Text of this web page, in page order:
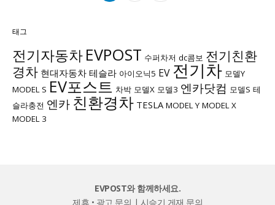
태그
전기자동차EVPOST 수퍼차저 dc콤보 전기친환
경차 현대자동차 테슬라 아이오닉5 EV 전기차 모델Y
MODEL S EV포스트 차박 모델X 모델3 엔카닷컴 모델S 테
슬라충전 엔카 친환경차 TESLA MODEL Y MODEL X
MODEL 3
EVPOST와 함께하세요.
제휴 • 광고 문의 | 시승기 게재 문의